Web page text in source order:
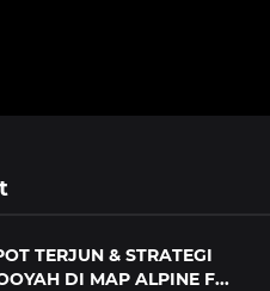
TERJUN & STRATEGI
DI MAP ALPINE F...